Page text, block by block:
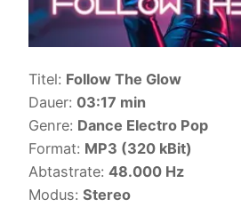
Titel: Follow The Glow
Dauer: 03:17 min
Genre: Dance Electro Pop
Format: MP3 (320 kBit)
Abtastrate: 48.000 Hz
Modus: Stereo